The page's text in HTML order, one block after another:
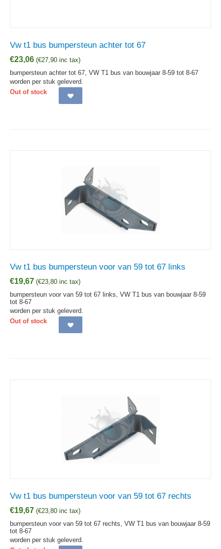
Vw t1 bus bumpersteun achter tot 67
€23,06 (€27,90 inc tax)
bumpersteun achter tot 67, VW T1 bus van bouwjaar 8-59 tot 8-67
worden per stuk geleverd.
Out of stock
Vw t1 bus bumpersteun voor van 59 tot 67 links
€19,67 (€23,80 inc tax)
bumpersteun voor van 59 tot 67 links, VW T1 bus van bouwjaar 8-59
tot 8-67
worden per stuk geleverd.
Out of stock
Vw t1 bus bumpersteun voor van 59 tot 67 rechts
€19,67 (€23,80 inc tax)
bumpersteun voor van 59 tot 67 rechts, VW T1 bus van bouwjaar 8-59
tot 8-67
worden per stuk geleverd.